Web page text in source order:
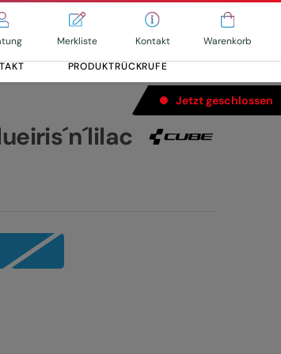
Merkliste Kontakt
Warenkorb
PRODUKTRÜCKRUFE
Jetzt geschlossen